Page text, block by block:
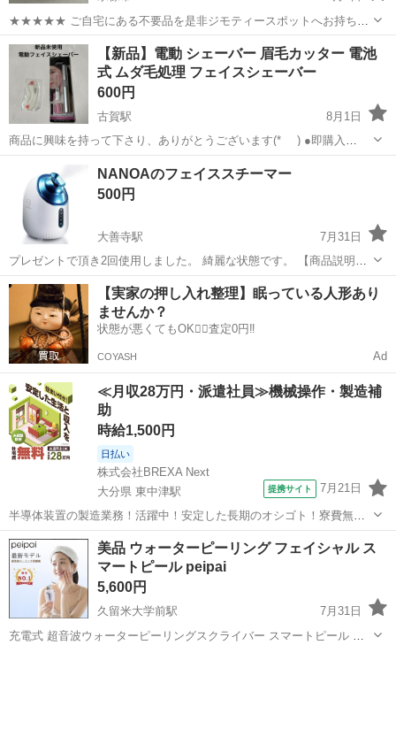
★★★★★ ご自宅にある不要品を是非ジモティースポットへお持ち込
みしませんか？ 家電、趣味・スポーツ・レジャー用品、こども用品、
衣料服飾品、生活雑貨、家具、本、CD・DVDなどが無料でまとめて持
ち込めます！ ※詳細はこ...
福岡 宗像市 美容家電
【新品】電動 シェーバー 眉毛カッター 電池
式 ムダ毛処理 フェイスシェーバー
600円
古賀駅
8月1日
商品に興味を持って下さり、ありがとうございます(*_ _) ●即購入
OK！おまとめ購入大歓迎！お値下げ可能！お気軽にお問い合わせくだ
さい(^^)/ ●購入は早い者勝ち、他のサイトにも出品中！ ●イメージ画像
ですので、実...
美容家電
NANOAのフェイススチーマー
500円
大善寺駅
7月31日
プレゼントで頂き2回使用しました。 綺麗な状態です。 【商品説明】
NANOAのフェイススチーマー ⚫︎コンパクトながらしっかりとしたスチ
ーム量で、乾燥対策やスキンケア前の保湿ケアにもおすすめです。 ⚫︎
ナ...
福岡 久留米市 大善寺駅 美容家電
【実家の押し入れ整理】眠っている人形あり
ませんか？
状態が悪くてもOK🙆‍♀️査定0円‼️
COYASH Ad
≪月収28万円・派遣社員≫機械操作・製造補
助
時給1,500円
日払い
株式会社BREXA Next
大分県 東中津駅
提携サイト 7月21日
半導体装置の製造業務！活躍中！安定した長期のオシゴト！寮費無料
★赴任旅費会社負担◎20代～40代の男性活躍中★未経験活躍中！高時
給1,500円！《大分県中津市》 人気の工場のお仕事 ◇半導体装置内部
のシート製造◇ ＊クリー...
大分 中津市 東中津駅 その他
美品 ウォーターピーリング フェイシャル ス
マートピール peipai
5,600円
久留米大学前駅
7月31日
充電式 超音波ウォーターピーリングスクライバー スマートピール 美